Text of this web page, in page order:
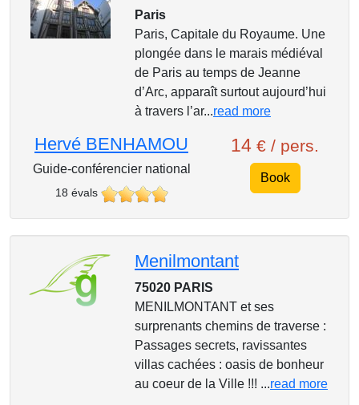
Paris
Paris, Capitale du Royaume. Une
plongée dans le marais médiéval
de Paris au temps de Jeanne
d’Arc, apparaît surtout aujourd’hui
à travers l’ar...read more
Hervé BENHAMOU
Guide-conférencier national
18 évals
14 € / pers.
Book
Menilmontant
75020 PARIS
MENILMONTANT et ses
surprenants chemins de traverse :
Passages secrets, ravissantes
villas cachées : oasis de bonheur
au coeur de la Ville !!! ...read more